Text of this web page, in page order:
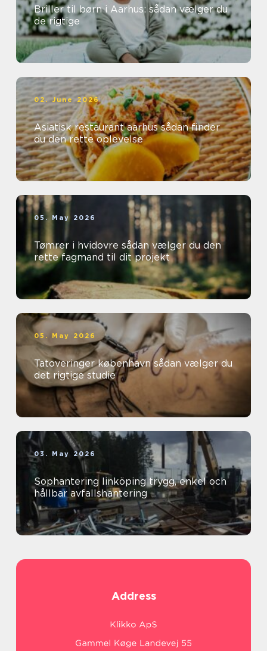
Briller til børn i Aarhus: sådan vælger du
de rigtige
02. June 2026
Asiatisk restaurant aarhus sådan finder
du den rette oplevelse
05. May 2026
Tømrer i hvidovre sådan vælger du den
rette fagmand til dit projekt
05. May 2026
Tatoveringer københavn sådan vælger du
det rigtige studie
03. May 2026
Sophantering linköping trygg, enkel och
hållbar avfallshantering
Address